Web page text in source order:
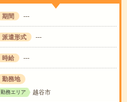
期間 ---
派遣形式 ---
時給 ---
勤務地
勤務エリア 越谷市